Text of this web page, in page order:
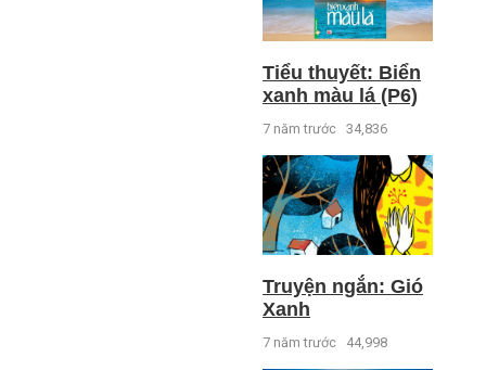
Tiểu thuyết: Biển
xanh màu lá (P6)
7 năm trước 34,836
Truyện ngắn: Gió
Xanh
7 năm trước 44,998